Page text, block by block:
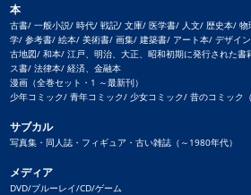
本
古書/ 一般小説/ 時代/ 戦記/ 文庫/ 医学書/ 人文/ 歴史本/
学/ 参考書/ 絵本/ 美術書/ 画集/ 建築書/ アート本/ デザイ
古地図/ 和本/ 江戸、明治、大正、昭和初期に発行された
ス書/ 法律本/ 経済、金融本
漫画（全巻セット・1 ～最新刊）
少年コミック/ 青年コミック/ 少女コミック/ 昔のコミック（
サブカル
写真集・同人誌・フィギュア・古い雑誌（～1980年代）
メディア
DVD/ブルーレイ/CD/ゲーム